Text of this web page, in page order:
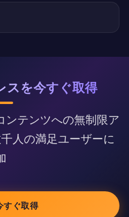
スを今すぐ取得
テンツへの無制限ア
人の満足ユーザーに
すぐ取得